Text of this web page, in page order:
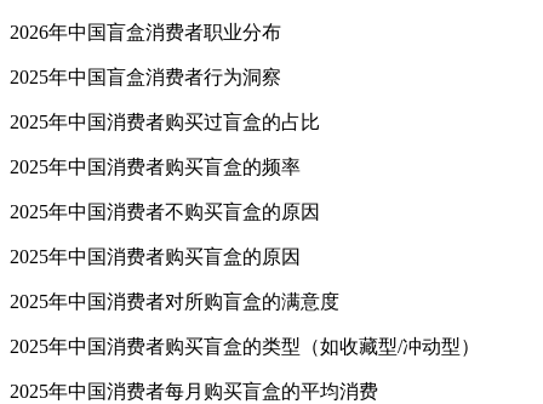
2026年中国盲盒消费者职业分布
2025年中国盲盒消费者行为洞察
2025年中国消费者购买过盲盒的占比
2025年中国消费者购买盲盒的频率
2025年中国消费者不购买盲盒的原因
2025年中国消费者购买盲盒的原因
2025年中国消费者对所购盲盒的满意度
2025年中国消费者购买盲盒的类型（如收藏型/冲动型）
2025年中国消费者每月购买盲盒的平均消费